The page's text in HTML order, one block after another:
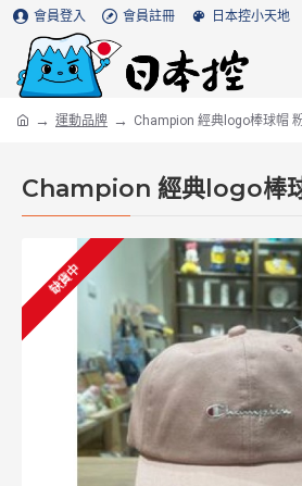
會員登入 會員註冊 日本控小天地
運動品牌 Champion 經典logo棒球帽
Champion 經典logo棒
缺貨中